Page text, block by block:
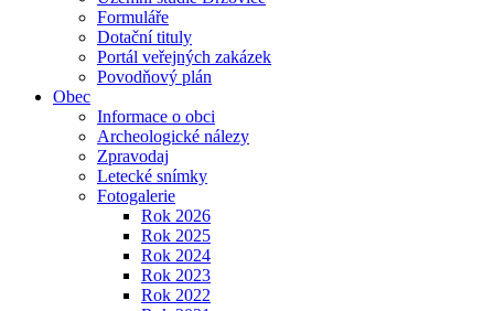
Formuláře
Dotační tituly
Portál veřejných zakázek
Povodňový plán
Obec
Informace o obci
Archeologické nálezy
Zpravodaj
Letecké snímky
Fotogalerie
Rok 2026
Rok 2025
Rok 2024
Rok 2023
Rok 2022